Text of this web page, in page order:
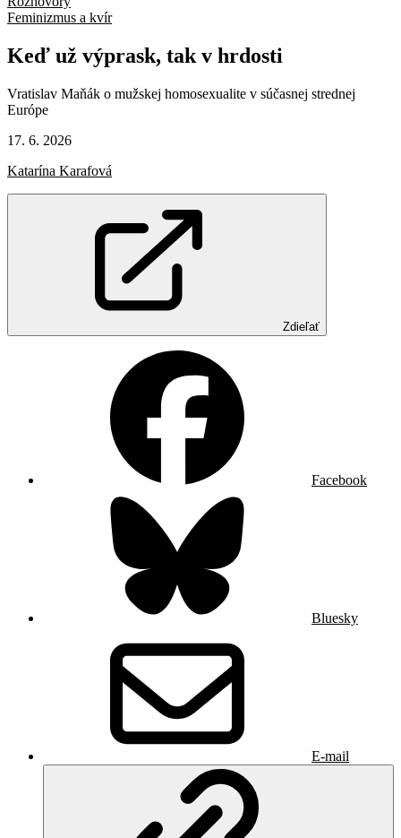
Feminizmus a kvír
Keď už výprask, tak v hrdosti
Vratislav Maňák o mužskej homosexualite v súčasnej strednej
Európe
17. 6. 2026
Katarína Karafová
Zdieľať
Facebook
Bluesky
E-mail